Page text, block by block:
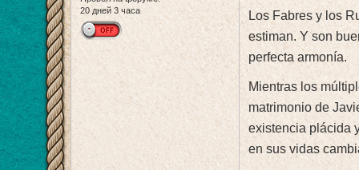
20 дней 3 часа
Los Fabres y los
estiman. Y son
perfecta armonía.
Mientras los
matrimonio de
existencia plácida
en sus vidas